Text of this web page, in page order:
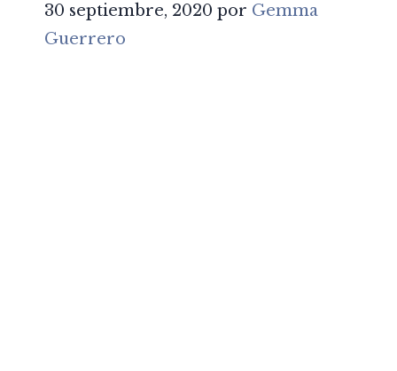
30 septiembre, 2020 por Gemma
Guerrero